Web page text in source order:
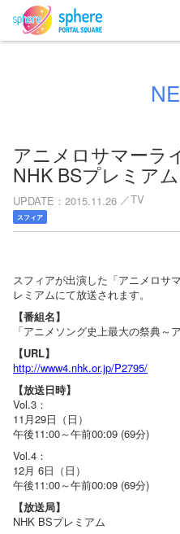
アニメロサマーラ
NHK BSプレミア
UPDATE 2015.11.26 TV
スフィア
スフィアが出演した「アニメロサ
レミアムにて放送されます。
【番組名】
「アニメソング史上最大の祭典～
【URL】
http://www4.nhk.or.jp/P2795/
【放送日時】
Vol.3：
11月29日（日）
午後11:00～午前00:09 (69分)
Vol.4：
12月 6日（日）
午後11:00～午前00:09 (69分)
【放送局】
NHK BSプレミアム